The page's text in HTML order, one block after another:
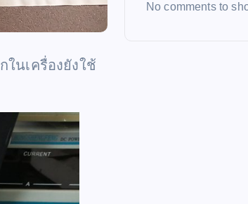
ในเครื่องยังใช้
No comments to